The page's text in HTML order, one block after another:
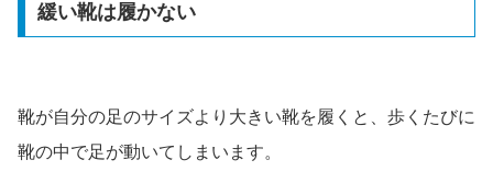
緩い靴は履かない
靴が自分の足のサイズより大きい靴を履くと、歩くたびに
靴の中で足が動いてしまいます。